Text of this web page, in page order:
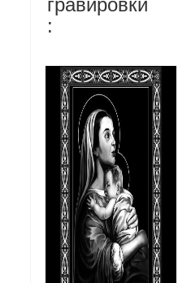
гравировки
: